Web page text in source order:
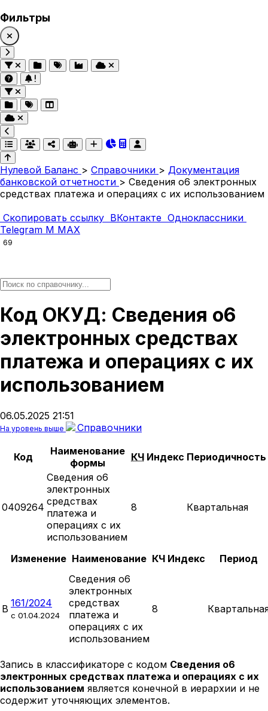
Фильтры
Нулевой Баланс > Справочники > Документация
банковской отчетности > Сведения о6 электронных
средствах платежа и операциях с их использованием
Скопировать ссылку ВКонтакте Одноклассники
Telegram M MAX
69
Код ОКУД: Сведения о6
электронных средствах
платежа и операциях с их
использованием
06.05.2025 21:51
На уровень выше Справочники
Код
Наименование
формы
КЧ Индекс Периодичность
0409264
Сведения о6
электронных
средствах
платежа и
операциях с их
использованием
8 Квартальная
Изменение Наименование КЧ Индекс Период
В 161/2024
c 01.04.2024
Сведения о6
электронных
средствах
платежа и
операциях с их
использованием
8
Запись в классификаторе с кодом Сведения о6
электронных средствах платежа и операциях с их
использованием является конечной в иерархии и не
содержит уточняющих элементов.